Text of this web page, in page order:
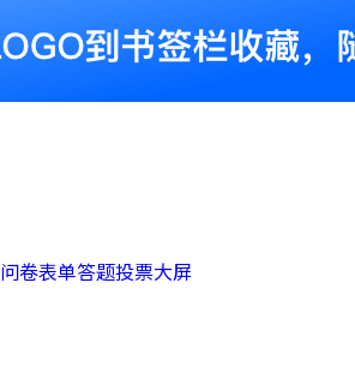
问卷表单答题投票大屏